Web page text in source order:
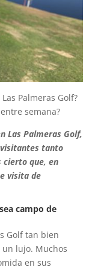
Palmeras Golf?
semana?
Las Palmeras Golf,
visitantes tanto
cierto que, en
visita de
campo de
Golf tan bien
lujo. Muchos
en sus